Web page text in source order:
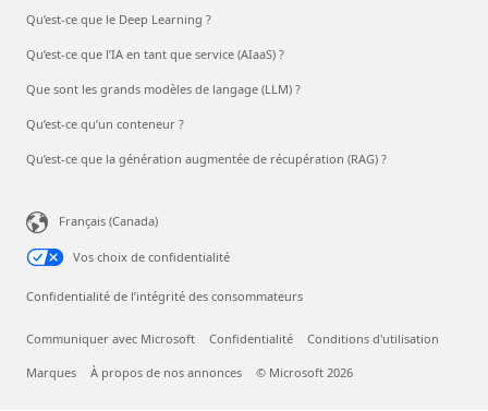
Qu’est-ce que le Deep Learning ?
Qu’est-ce que l’IA en tant que service (AIaaS) ?
Que sont les grands modèles de langage (LLM) ?
Qu’est-ce qu’un conteneur ?
Qu’est-ce que la génération augmentée de récupération (RAG) ?
Français (Canada)
Vos choix de confidentialité
Confidentialité de l’intégrité des consommateurs
Communiquer avec Microsoft Confidentialité Conditions d'utilisation
Marques À propos de nos annonces © Microsoft 2026